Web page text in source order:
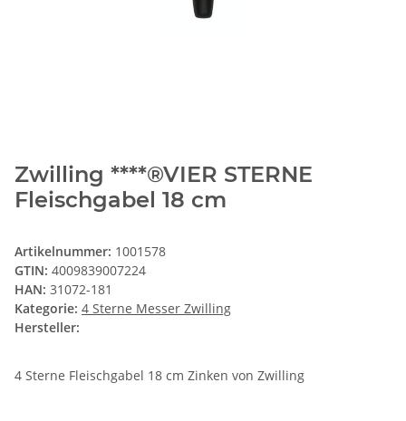
Zwilling ****®VIER STERNE
Fleischgabel 18 cm
Artikelnummer: 1001578
GTIN: 4009839007224
HAN: 31072-181
Kategorie: 4 Sterne Messer Zwilling
Hersteller:
4 Sterne Fleischgabel 18 cm Zinken von Zwilling